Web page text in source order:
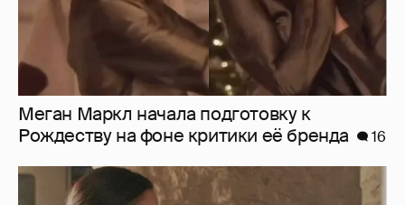
Меган Маркл начала подготовку к
Рождеству на фоне критики её бренда
16